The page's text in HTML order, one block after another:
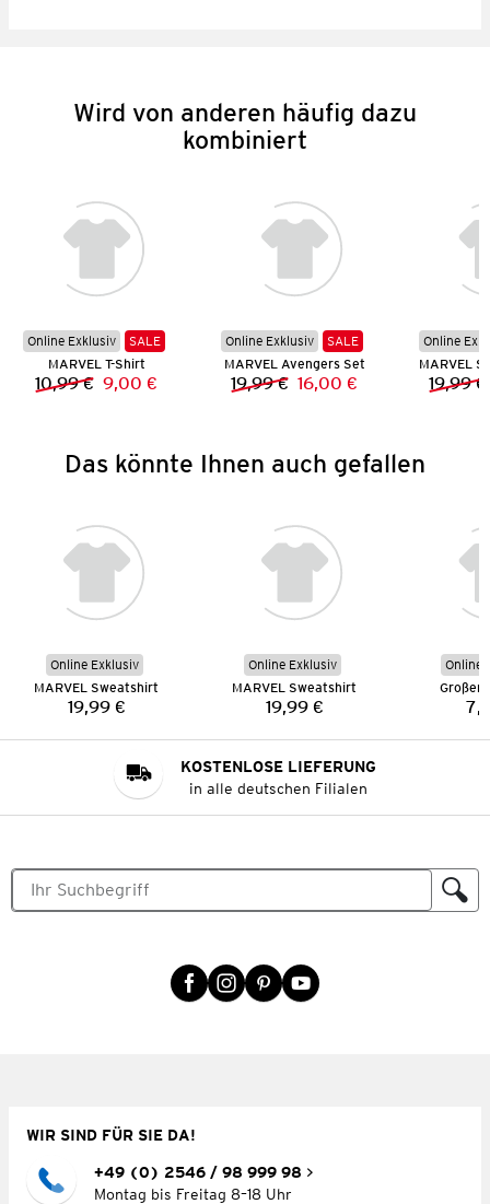
Wird von anderen häufig dazu
kombiniert
Online Exklusiv
SALE
MARVEL T-Shirt
Vorheriger Preis:
10,99 € Neuer Preis:
9,00 €
Online Exklusiv
SALE
MARVEL Avengers Set
Vorheriger Preis:
19,99 € Neuer Preis:
16,00 €
Online
19,99 €
Das könnte Ihnen auch gefallen
Online Exklusiv
MARVEL Sweatshirt
Preis:
19,99 €
Online Exklusiv
MARVEL Sweatshirt
Preis:
19,99 €
Online
Großer
KOSTENLOSE LIEFERUNG
in alle deutschen Filialen
WIR SIND FÜR SIE DA!
+49 (0) 2546 / 98 999 98
Montag bis Freitag 8–18 Uhr